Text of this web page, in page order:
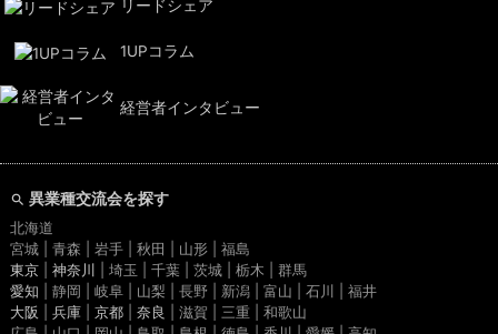
リードシェア
1UPコラム
経営者インタビュー
異業種交流会を探す
北海道
宮城 | 青森 | 岩手 | 秋田 | 山形 | 福島
東京| 神奈川
| 埼玉 | 千葉 | 茨城 | 栃木 | 群馬
愛知 | 静岡 | 岐阜 | 山梨 | 長野 | 新潟 | 富山 | 石川 | 福井
大阪
兵庫| 京都| 奈良
| 滋賀 | 三重 | 和歌山